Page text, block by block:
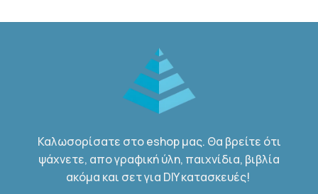
Καλωσορίσατε στο eshop μας. Θα βρείτε ότι
ψάχνετε, απο γραφική ύλη, παιχνίδια, βιβλία
ακόμα και σετ για DIY κατασκευές!